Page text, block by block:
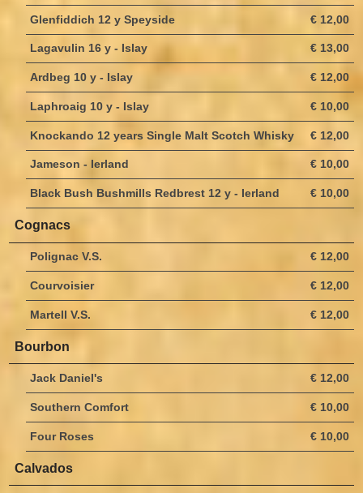
€ 12,00
Glenfiddich 12 y Speyside
€ 13,00
Lagavulin 16 y - Islay
€ 12,00
Ardbeg 10 y - Islay
€ 10,00
Laphroaig 10 y - Islay
€ 12,00
Knockando 12 years Single Malt Scotch Whisky
€ 10,00
Jameson - Ierland
€ 10,00
Black Bush Bushmills Redbrest 12 y - Ierland
Cognacs
€ 12,00
Polignac V.S.
€ 12,00
Courvoisier
€ 12,00
Martell V.S.
Bourbon
€ 12,00
Jack Daniel's
€ 10,00
Southern Comfort
€ 10,00
Four Roses
Calvados